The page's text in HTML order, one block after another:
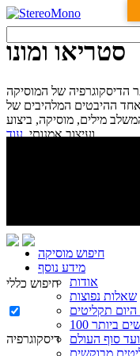
סטריאו ומונו
הדיסקוגרפיה של המוסיקה
ההיבטים המלהיבים של
מילים, מוסיקה, ביצוע
ועיצוב אמנותי.עוד...
חיפוש מוסיקה
מידע נוסף
אודות
שאלות נפוצות
היום תקליטים
ביותר
סוף העולם
מבוקשים
חיפוש כללי
דיסקוגרפיה